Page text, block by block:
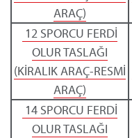
ARAÇ)
12 SPORCU FERDİ
OLUR TASLAĞI
(KİRALIK ARAÇ-RESMİ
ARAÇ)
14 SPORCU FERDİ
OLUR TASLAĞI